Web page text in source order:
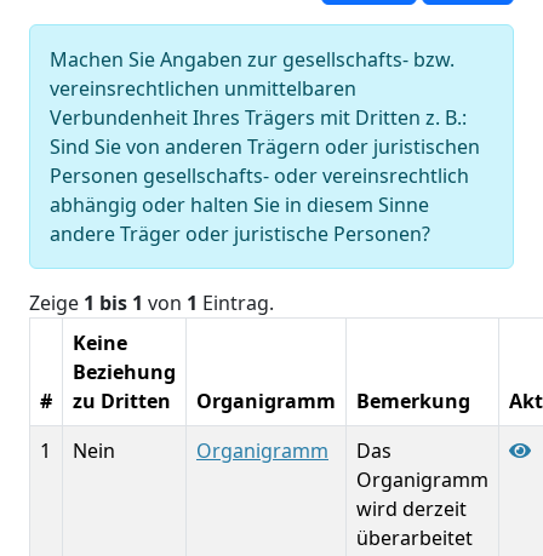
Machen Sie Angaben zur gesellschafts- bzw.
vereinsrechtlichen unmittelbaren
Verbundenheit Ihres Trägers mit Dritten z. B.:
Sind Sie von anderen Trägern oder juristischen
Personen gesellschafts- oder vereinsrechtlich
abhängig oder halten Sie in diesem Sinne
andere Träger oder juristische Personen?
Zeige 1 bis 1 von 1 Eintrag.
#
Keine
Beziehung
zu Dritten
Organigramm Bemerkung
1
Nein Organigramm
Das
Organigramm
wird derzeit
überarbeitet